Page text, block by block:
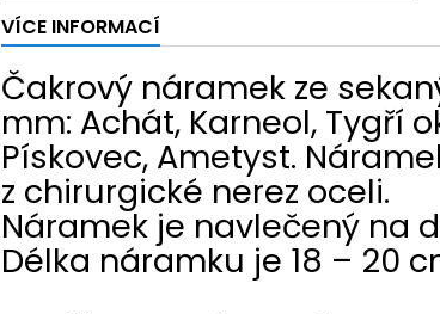
VÍCE INFORMACÍ
Čakrový náramek ze
mm: Achát, Karneol, Tygří
Pískovec, Ametyst.
z chirurgické nerez oceli.
Náramek je navlečený na
Délka náramku je 18 – 20